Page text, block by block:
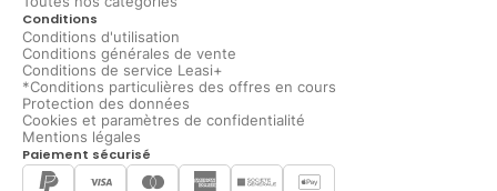
Conditions
Conditions d'utilisation
Conditions générales de vente
Conditions de service Leasi+
*Conditions particulières des offres en cours
Protection des données
Cookies et paramètres de confidentialité
Mentions légales
Paiement sécurisé